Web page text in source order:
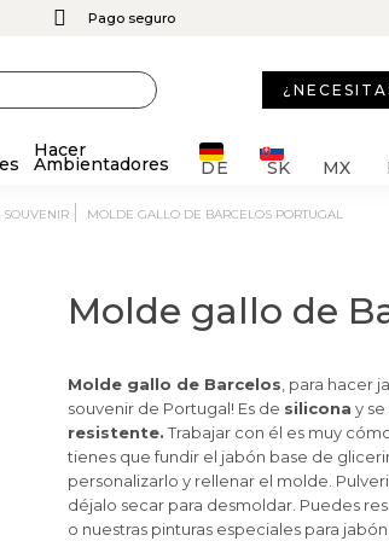
Pago seguro
Hacer
Ambientadores DE SK MX
SOUVENIR MOLDE GALLO DE BARCELOS PORTUGAL
Molde gallo de
Molde gallo de Barcelos , para hacer
souvenir de Portugal! Es de silicona y
resistente.Trabajar con él es muy
tienes que fundir el jabón base de
personalizarlo y rellenar el molde.
déjalo secar para desmoldar. Puedes
o nuestras pinturas especiales para